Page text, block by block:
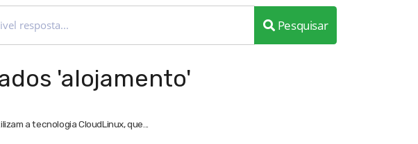
Pesquisar
'alojamento'
a tecnologia CloudLinux, que...